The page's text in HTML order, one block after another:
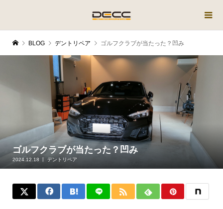
BLOG デントリペア ゴルフクラブが当たった？凹み
ゴルフクラブが当たった？凹み
2024.12.18 デントリペア